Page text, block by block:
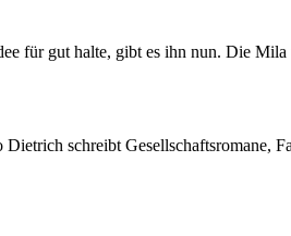
für gut halte, gibt es ihn nun. Die
schreibt Gesellschaftsromane,